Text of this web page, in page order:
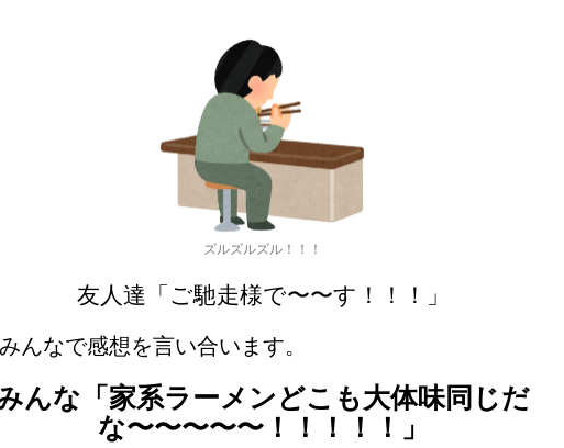
ズルズルズル！！！
友人達「ご馳走様で〜〜す！！！」
んなで感想を言い合います。
んな「家系ラーメンどこも大体味同じだ
な〜〜〜〜〜！！！！！」